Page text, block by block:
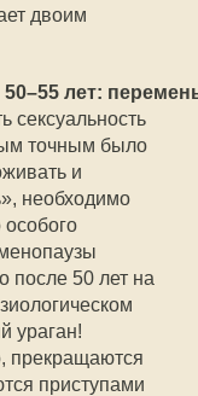
двоим
50–55 лет:
сексуальность
точным было
и
необходимо
особого
после 50 лет на
ураган!
прекращаются
приступами